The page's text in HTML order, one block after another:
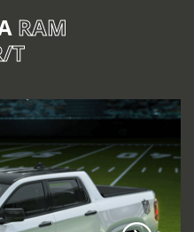
RAM
T